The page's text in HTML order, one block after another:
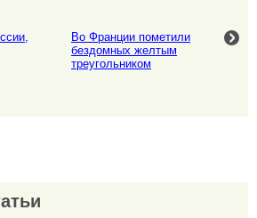
Во Франции пометили
бездомных желтым
треугольником